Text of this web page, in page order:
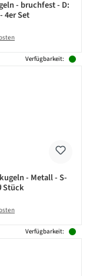
- bruchfest - D:
4er Set
Verfügbarkeit:
- S-
Stück
Verfügbarkeit: